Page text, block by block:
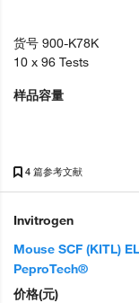
4 篇参考文献
样品容量
货号 900-K78K
10 x 96 Tests
Invitrogen
Mouse SCF (KITL)
PeproTech®
价格(元)